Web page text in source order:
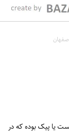
یا پیک بوده که در